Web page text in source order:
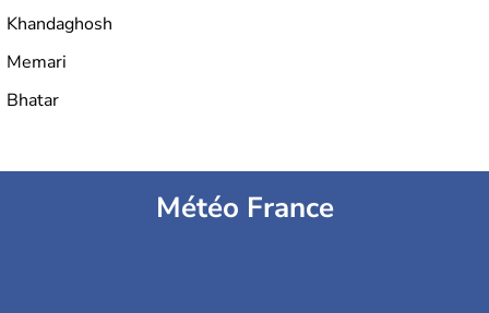
Khandaghosh
Memari
Bhatar
Météo France